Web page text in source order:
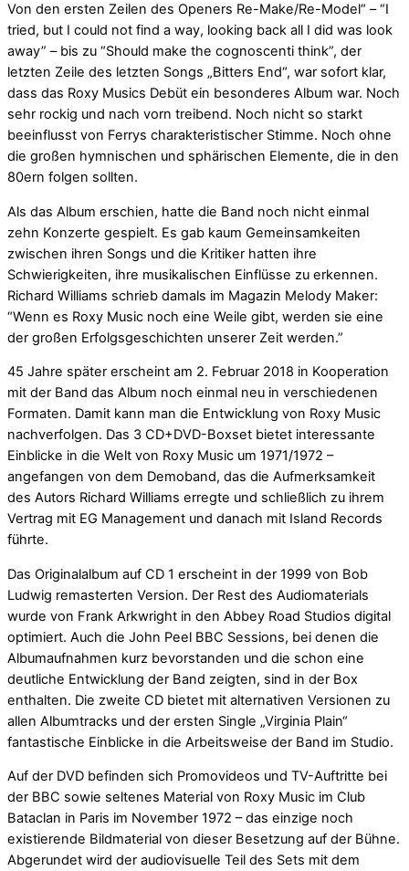
Von den ersten Zeilen des Openers Re-Make/Re-Model“ – “I
tried, but I could not find a way, looking back all I did was look
away” – bis zu “Should make the cognoscenti think”, der
letzten Zeile des letzten Songs „Bitters End“, war sofort klar,
dass das Roxy Musics Debüt ein besonderes Album war. Noch
sehr rockig und nach vorn treibend. Noch nicht so starkt
beeinflusst von Ferrys charakteristischer Stimme. Noch ohne
die großen hymnischen und sphärischen Elemente, die in den
80ern folgen sollten.
Als das Album erschien, hatte die Band noch nicht einmal
zehn Konzerte gespielt. Es gab kaum Gemeinsamkeiten
zwischen ihren Songs und die Kritiker hatten ihre
Schwierigkeiten, ihre musikalischen Einflüsse zu erkennen.
Richard Williams schrieb damals im Magazin Melody Maker:
“Wenn es Roxy Music noch eine Weile gibt, werden sie eine
der großen Erfolgsgeschichten unserer Zeit werden.”
45 Jahre später erscheint am 2. Februar 2018 in Kooperation
mit der Band das Album noch einmal neu in verschiedenen
Formaten. Damit kann man die Entwicklung von Roxy Music
nachverfolgen. Das 3 CD+DVD-Boxset bietet interessante
Einblicke in die Welt von Roxy Music um 1971/1972 –
angefangen von dem Demoband, das die Aufmerksamkeit
des Autors Richard Williams erregte und schließlich zu ihrem
Vertrag mit EG Management und danach mit Island Records
führte.
Das Originalalbum auf CD 1 erscheint in der 1999 von Bob
Ludwig remasterten Version. Der Rest des Audiomaterials
wurde von Frank Arkwright in den Abbey Road Studios digital
optimiert. Auch die John Peel BBC Sessions, bei denen die
Albumaufnahmen kurz bevorstanden und die schon eine
deutliche Entwicklung der Band zeigten, sind in der Box
enthalten. Die zweite CD bietet mit alternativen Versionen zu
allen Albumtracks und der ersten Single „Virginia Plain“
fantastische Einblicke in die Arbeitsweise der Band im Studio.
Auf der DVD befinden sich Promovideos und TV-Auftritte bei
der BBC sowie seltenes Material von Roxy Music im Club
Bataclan in Paris im November 1972 – das einzige noch
existierende Bildmaterial von dieser Besetzung auf der Bühne.
Abgerundet wird der audiovisuelle Teil des Sets mit dem